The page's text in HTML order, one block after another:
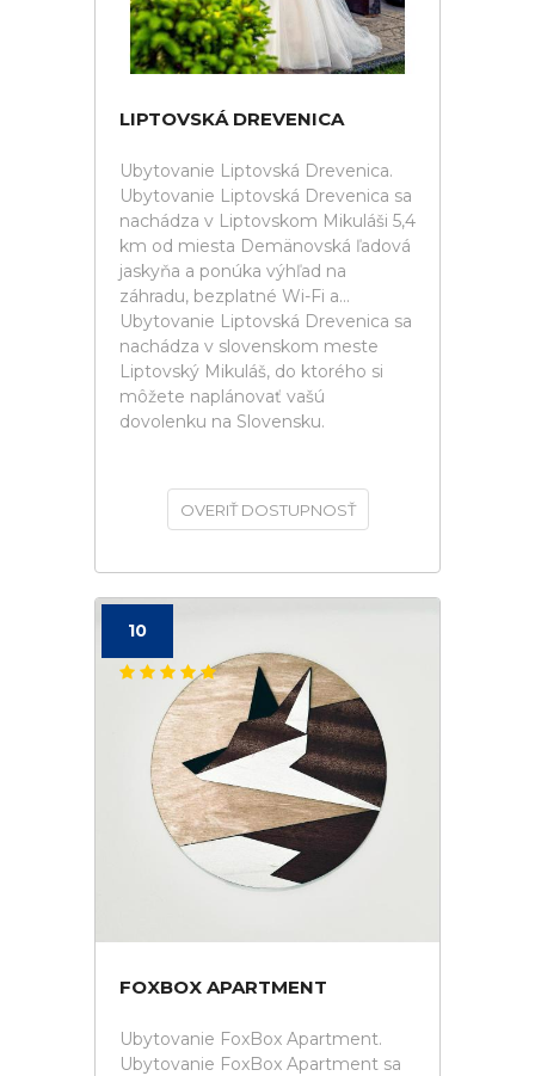
LIPTOVSKÁ DREVENICA
Ubytovanie Liptovská Drevenica.
Ubytovanie Liptovská Drevenica sa
nachádza v Liptovskom Mikuláši 5,4
km od miesta Demänovská ľadová
jaskyňa a ponúka výhľad na
záhradu, bezplatné Wi-Fi a...
Ubytovanie Liptovská Drevenica sa
nachádza v slovenskom meste
Liptovský Mikuláš, do ktorého si
môžete naplánovať vašú
dovolenku na Slovensku.
OVERIŤ DOSTUPNOSŤ
10
FOXBOX APARTMENT
Ubytovanie FoxBox Apartment.
Ubytovanie FoxBox Apartment sa